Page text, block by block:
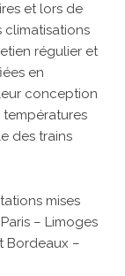
et lors de
climatisations
régulier et
en
conception
températures
des trains
mises
– Limoges
Bordeaux –